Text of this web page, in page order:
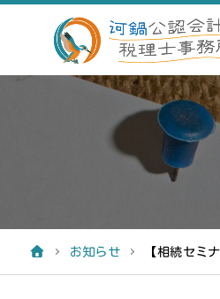
お知らせ 【相続セミ